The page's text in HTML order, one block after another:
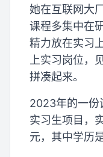
她在互联网大
课程多集中在
精力放在实习
上实习岗位，
拼凑起来。
2023年的一份
实习生项目，
元，其中学历